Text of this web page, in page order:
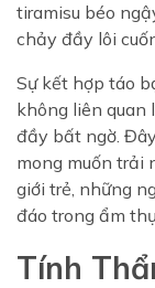
tiramisu béo
chảy đầy lôi
Sự kết hợp táo
không liên quan
đầy bất ngờ.
mong muốn trải
giới trẻ, những
đáo trong ẩm
Tính